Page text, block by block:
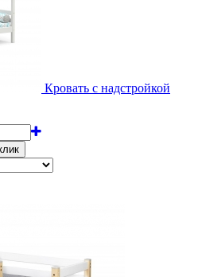
Кровать с надстройкой